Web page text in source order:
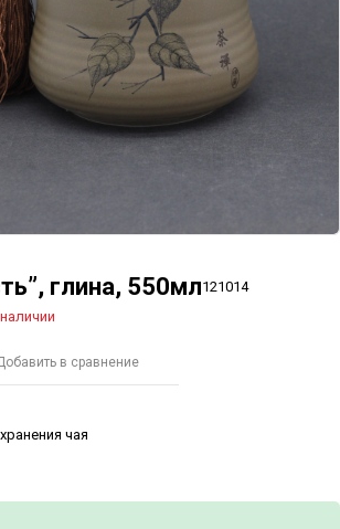
глина, 550мл121014
в сравнение
чая